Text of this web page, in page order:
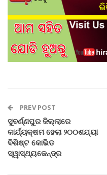
PREV POST
ସୁବର୍ଣ୍ଣପୁର ଜିଲ୍ଲାରେ
କାର୍ଯ୍ୟକ୍ଷମ ହେଲା ୨୦୦ଶଯ୍ୟା
ବିଶିଷ୍ଟ କୋଭିଡ
ସ୍ୱାସ୍ଥ୍ୟକେନ୍ଦ୍ର